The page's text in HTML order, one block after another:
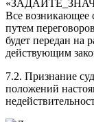
«
Все возникающее
путем
будет передан на
действующим
7.2. Признание
положений